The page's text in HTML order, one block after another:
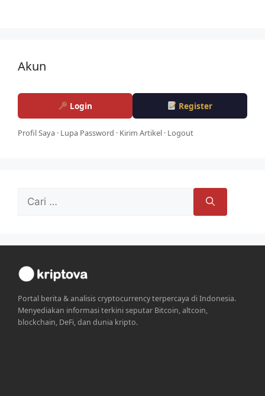
Akun
Login Register
Profil Saya · Lupa Password · Kirim Artikel · Logout
untuk:
Portal berita & analisis cryptocurrency terpercaya di Indonesia.
Menyediakan informasi terkini seputar Bitcoin, altcoin,
blockchain, DeFi, dan dunia kripto.